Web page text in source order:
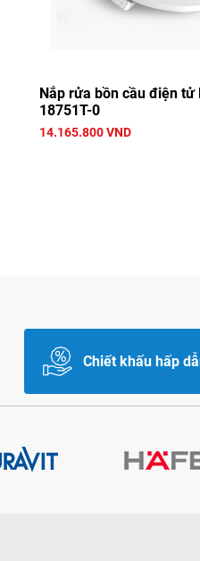
Nắp rửa bồn cầu điện tử
18751T-0
14.165.800 VND
Chiết khấu hấp